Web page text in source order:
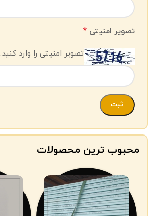
تصویر امنیتی *
تصویر امنیتی را وارد کنید:
محبوب ترین محصولات